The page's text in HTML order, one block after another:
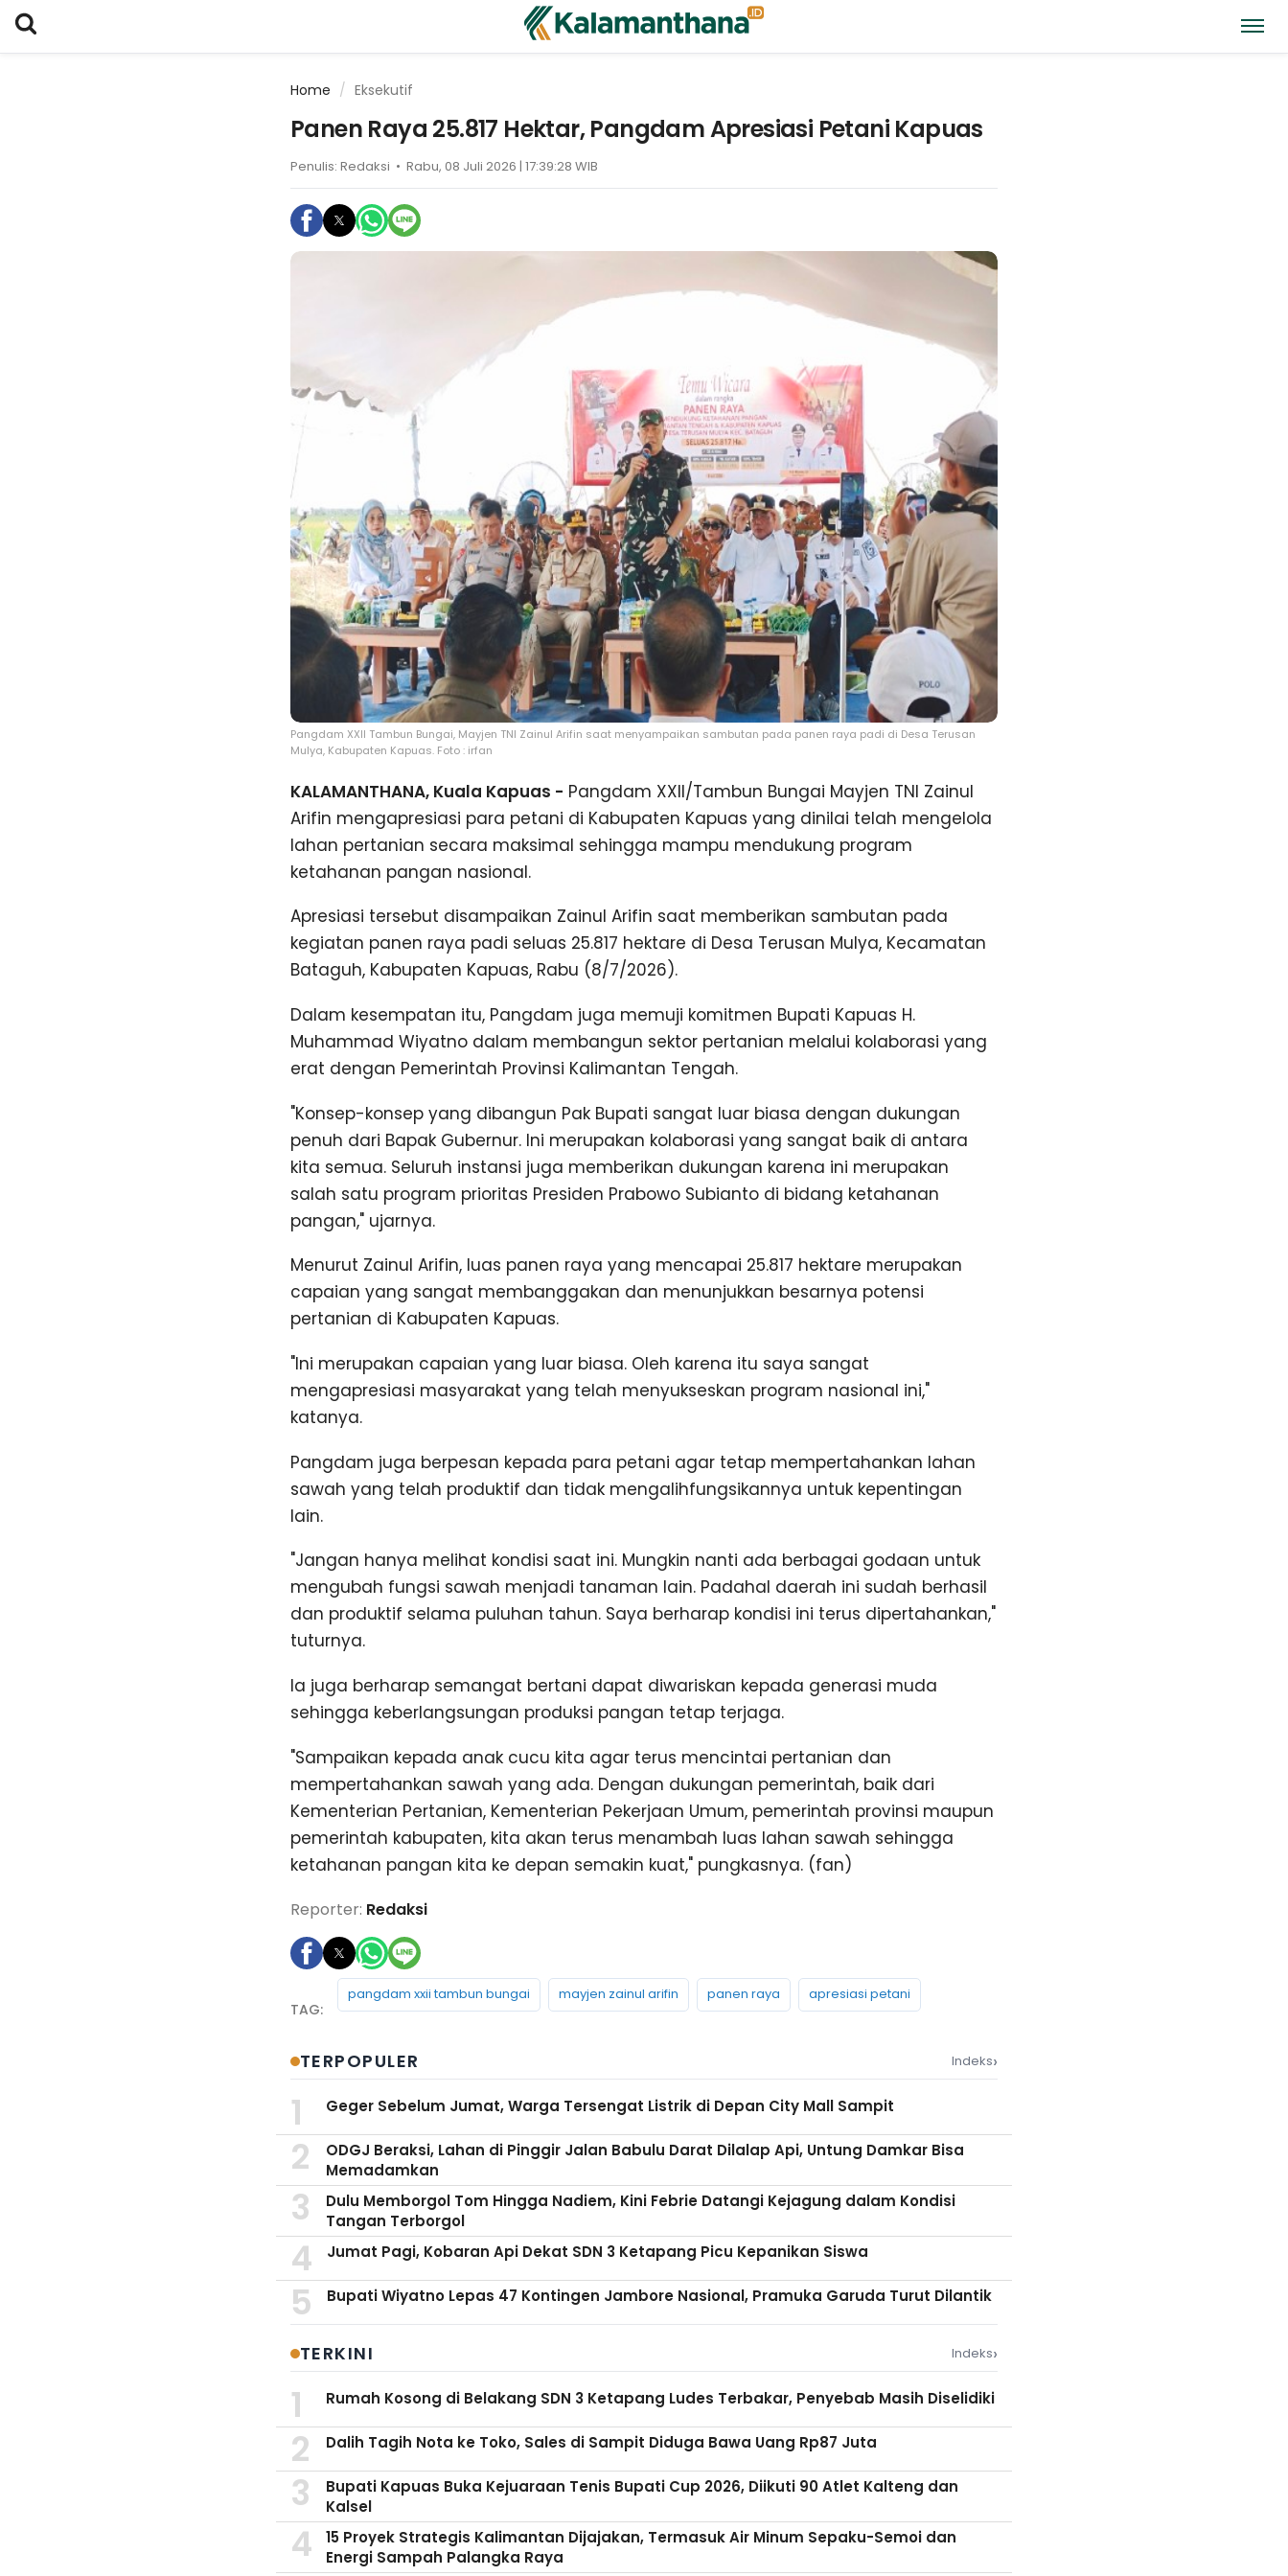
Home Eksekutif
Panen Raya 25.817 Hektar, Pangdam Apresiasi Petani Kapuas
Penulis: Redaksi • Rabu, 08 Juli 2026 | 17:39:28 WIB
Pangdam XXII Tambun Bungai, Mayjen TNI Zainul Arifin saat menyampaikan sambutan pada panen raya padi di Desa Terusan
Mulya, Kabupaten Kapuas. Foto : irfan
KALAMANTHANA, Kuala Kapuas - Pangdam XXII/Tambun Bungai Mayjen TNI Zainul
Arifin mengapresiasi para petani di Kabupaten Kapuas yang dinilai telah mengelola
lahan pertanian secara maksimal sehingga mampu mendukung program
ketahanan pangan nasional.
Apresiasi tersebut disampaikan Zainul Arifin saat memberikan sambutan pada
kegiatan panen raya padi seluas 25.817 hektare di Desa Terusan Mulya, Kecamatan
Bataguh, Kabupaten Kapuas, Rabu (8/7/2026).
Dalam kesempatan itu, Pangdam juga memuji komitmen Bupati Kapuas H.
Muhammad Wiyatno dalam membangun sektor pertanian melalui kolaborasi yang
erat dengan Pemerintah Provinsi Kalimantan Tengah.
"Konsep-konsep yang dibangun Pak Bupati sangat luar biasa dengan dukungan
penuh dari Bapak Gubernur. Ini merupakan kolaborasi yang sangat baik di antara
kita semua. Seluruh instansi juga memberikan dukungan karena ini merupakan
salah satu program prioritas Presiden Prabowo Subianto di bidang ketahanan
pangan," ujarnya.
Menurut Zainul Arifin, luas panen raya yang mencapai 25.817 hektare merupakan
capaian yang sangat membanggakan dan menunjukkan besarnya potensi
pertanian di Kabupaten Kapuas.
"Ini merupakan capaian yang luar biasa. Oleh karena itu saya sangat
mengapresiasi masyarakat yang telah menyukseskan program nasional ini,"
katanya.
Pangdam juga berpesan kepada para petani agar tetap mempertahankan lahan
sawah yang telah produktif dan tidak mengalihfungsikannya untuk kepentingan
lain.
"Jangan hanya melihat kondisi saat ini. Mungkin nanti ada berbagai godaan untuk
mengubah fungsi sawah menjadi tanaman lain. Padahal daerah ini sudah berhasil
dan produktif selama puluhan tahun. Saya berharap kondisi ini terus dipertahankan,"
tuturnya.
Ia juga berharap semangat bertani dapat diwariskan kepada generasi muda
sehingga keberlangsungan produksi pangan tetap terjaga.
"Sampaikan kepada anak cucu kita agar terus mencintai pertanian dan
mempertahankan sawah yang ada. Dengan dukungan pemerintah, baik dari
Kementerian Pertanian, Kementerian Pekerjaan Umum, pemerintah provinsi maupun
pemerintah kabupaten, kita akan terus menambah luas lahan sawah sehingga
ketahanan pangan kita ke depan semakin kuat," pungkasnya. (fan)
Reporter: Redaksi
pangdam xxii tambun bungai mayjen zainul arifin panen raya apresiasi petani
TERPOPULER Indeks›
Geger Sebelum Jumat, Warga Tersengat Listrik di Depan City Mall Sampit
ODGJ Beraksi, Lahan di Pinggir Jalan Babulu Darat Dilalap Api, Untung Damkar Bisa
Memadamkan
Dulu Memborgol Tom Hingga Nadiem, Kini Febrie Datangi Kejagung dalam Kondisi
Tangan Terborgol
Jumat Pagi, Kobaran Api Dekat SDN 3 Ketapang Picu Kepanikan Siswa
Bupati Wiyatno Lepas 47 Kontingen Jambore Nasional, Pramuka Garuda Turut Dilantik
TERKINI Indeks›
Rumah Kosong di Belakang SDN 3 Ketapang Ludes Terbakar, Penyebab Masih Diselidiki
Dalih Tagih Nota ke Toko, Sales di Sampit Diduga Bawa Uang Rp87 Juta
Bupati Kapuas Buka Kejuaraan Tenis Bupati Cup 2026, Diikuti 90 Atlet Kalteng dan
Kalsel
15 Proyek Strategis Kalimantan Dijajakan, Termasuk Air Minum Sepaku-Semoi dan
Energi Sampah Palangka Raya